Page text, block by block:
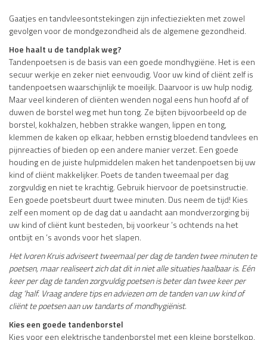
Gaatjes en tandvleesontstekingen zijn infectieziekten met zowel
gevolgen voor de mondgezondheid als de algemene gezondheid.
Hoe haalt u de tandplak weg?
Tandenpoetsen is de basis van een goede mondhygiëne. Het is een
secuur werkje en zeker niet eenvoudig. Voor uw kind of cliënt zelf is
tandenpoetsen waarschijnlijk te moeilijk. Daarvoor is uw hulp nodig.
Maar veel kinderen of cliënten wenden nogal eens hun hoofd af of
duwen de borstel weg met hun tong. Ze bijten bijvoorbeeld op de
borstel, kokhalzen, hebben strakke wangen, lippen en tong,
klemmen de kaken op elkaar, hebben ernstig bloedend tandvlees en
pijnreacties of bieden op een andere manier verzet. Een goede
houding en de juiste hulpmiddelen maken het tandenpoetsen bij uw
kind of cliënt makkelijker. Poets de tanden tweemaal per dag
zorgvuldig en niet te krachtig. Gebruik hiervoor de poetsinstructie.
Een goede poetsbeurt duurt twee minuten. Dus neem de tijd! Kies
zelf een moment op de dag dat u aandacht aan mondverzorging bij
uw kind of cliënt kunt besteden, bij voorkeur ’s ochtends na het
ontbijt en ‘s avonds voor het slapen.
Het Ivoren Kruis adviseert tweemaal per dag de tanden twee minuten te
poetsen, maar realiseert zich dat dit in niet alle situaties haalbaar is. Eén
keer per dag de tanden zorgvuldig poetsen is beter dan twee keer per
dag ‘half. Vraag andere tips en adviezen om de tanden van uw kind of
cliënt te poetsen aan uw tandarts of mondhygiënist.
Kies een goede tandenborstel
Kies voor een elektrische tandenborstel met een kleine borstelkop.